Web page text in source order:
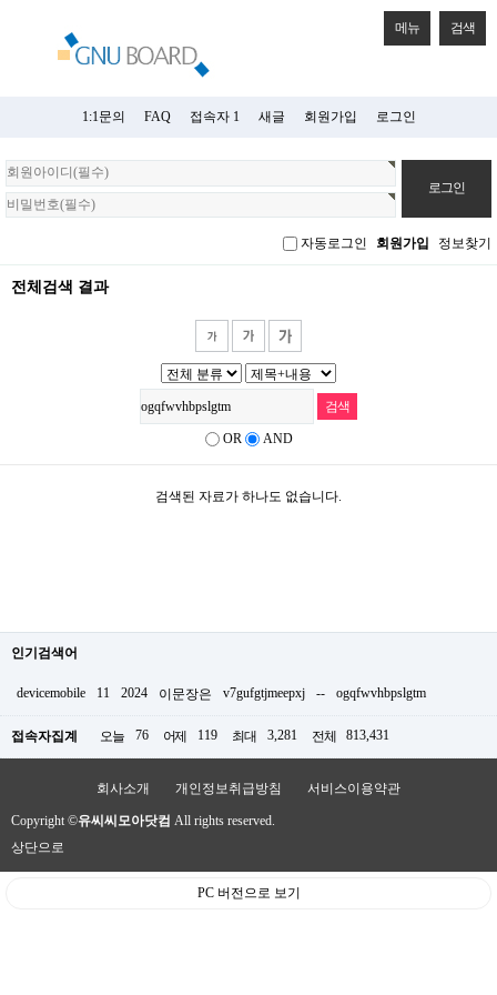
메뉴 검색
1:1문의 FAQ 접속자 1 새글 회원가입 로그인
회
원
로
자동로그인 회원가입 정보찾기
전체검색 결과
OR AND
검색된 자료가 하나도 없습니다.
인기검색어
devicemobile 11 2024 이문장은 v7gufgtjmeepxj -- ogqfwvhbpslgtm
접속자집계 오늘 76 어제 119 최대 3,281 전체 813,431
회사소개 개인정보취급방침 서비스이용약관
Copyright ©유씨씨모아닷컴 All rights reserved.
상단으로
PC 버전으로 보기